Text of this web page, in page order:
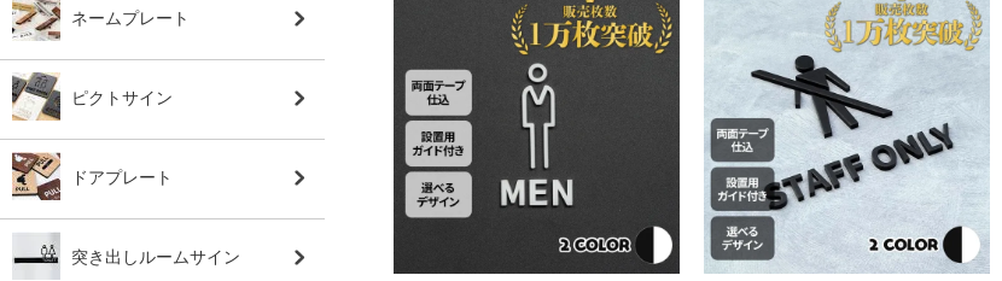
ネームプレート
ピクトサイン
ドアプレート
突き出しルームサイン